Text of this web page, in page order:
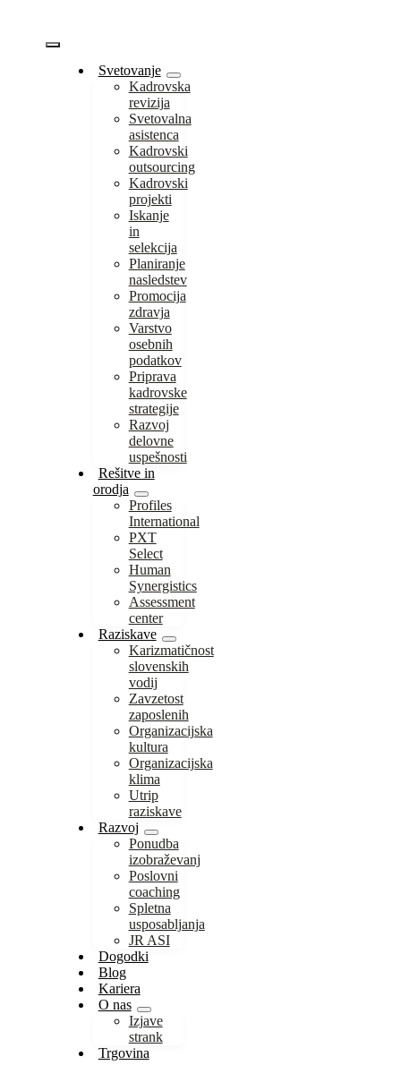
content
Vklopi/Izklopi
navigacijo
Svetovanje
Kadrovska
revizija
Svetovalna
asistenca
Kadrovski
outsourcing
Kadrovski
projekti
Iskanje
in
selekcija
Planiranje
nasledstev
Promocija
zdravja
Varstvo
osebnih
podatkov
Priprava
kadrovske
strategije
Razvoj
delovne
uspešnosti
Rešitve in
orodja
Profiles
International
PXT
Select
Human
Synergistics
Assessment
center
Raziskave
Karizmatičnost
slovenskih
vodij
Zavzetost
zaposlenih
Organizacijska
kultura
Organizacijska
klima
Utrip
raziskave
Razvoj
Ponudba
izobraževanj
Poslovni
coaching
Spletna
usposabljanja
JR ASI
Dogodki
Blog
Kariera
O nas
Izjave
strank
Trgovina